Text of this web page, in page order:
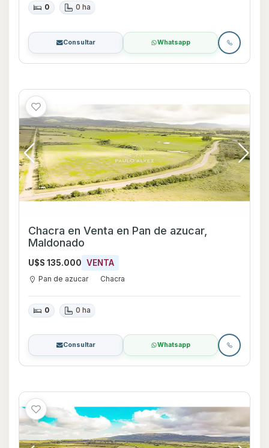
0 0 ha
Consultar Whatsapp
Chacra en Venta en Pan de azucar,
Maldonado
U$S 135.000 VENTA
Pan de azucar Chacra
0 0 ha
Consultar Whatsapp